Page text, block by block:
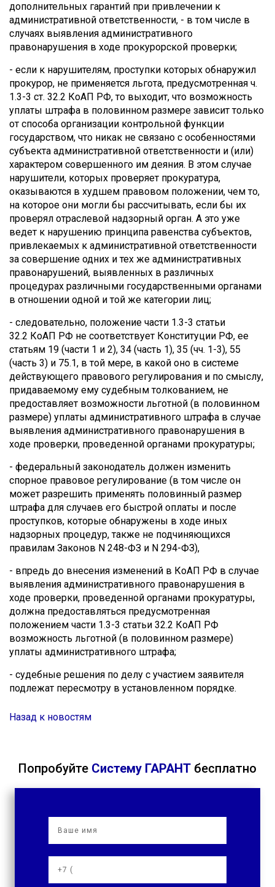
дополнительных гарантий при привлечении к
административной ответственности, - в том числе в
случаях выявления административного
правонарушения в ходе прокурорской проверки;
- если к нарушителям, проступки которых обнаружил
прокурор, не применяется льгота, предусмотренная ч.
1.3-3 ст. 32.2 КоАП РФ, то выходит, что возможность
уплаты штрафа в половинном размере зависит только
от способа организации контрольной функции
государством, что никак не связано с особенностями
субъекта административной ответственности и (или)
характером совершенного им деяния. В этом случае
нарушители, которых проверяет прокуратура,
оказываются в худшем правовом положении, чем то,
на которое они могли бы рассчитывать, если бы их
проверял отраслевой надзорный орган. А это уже
ведет к нарушению принципа равенства субъектов,
привлекаемых к административной ответственности
за совершение одних и тех же административных
правонарушений, выявленных в различных
процедурах различными государственными органами
в отношении одной и той же категории лиц;
- следовательно, положение части 1.3-3 статьи
32.2 КоАП РФ не соответствует Конституции РФ, ее
статьям 19 (части 1 и 2), 34 (часть 1), 35 (чч. 1-3), 55
(часть 3) и 75.1, в той мере, в какой оно в системе
действующего правового регулирования и по смыслу,
придаваемому ему судебным толкованием, не
предоставляет возможности льготной (в половинном
размере) уплаты административного штрафа в случае
выявления административного правонарушения в
ходе проверки, проведенной органами прокуратуры;
- федеральный законодатель должен изменить
спорное правовое регулирование (в том числе он
может разрешить применять половинный размер
штрафа для случаев его быстрой оплаты и после
проступков, которые обнаружены в ходе иных
надзорных процедур, также не подчиняющихся
правилам Законов N 248-ФЗ и N 294-ФЗ),
- впредь до внесения изменений в КоАП РФ в случае
выявления административного правонарушения в
ходе проверки, проведенной органами прокуратуры,
должна предоставляться предусмотренная
положением части 1.3-3 статьи 32.2 КоАП РФ
возможность льготной (в половинном размере)
уплаты административного штрафа;
- судебные решения по делу с участием заявителя
подлежат пересмотру в установленном порядке.
Назад к новостям
Попробуйте Систему ГАРАНТ бесплатно